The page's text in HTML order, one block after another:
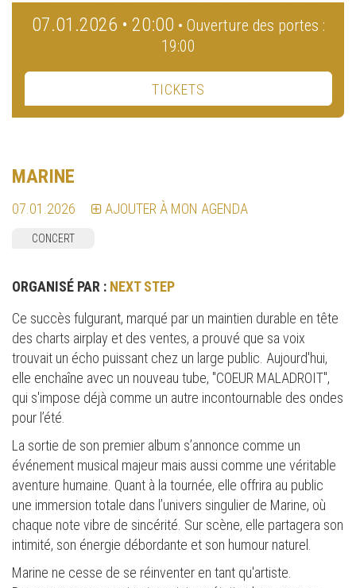
07.01.2026 • 20:00 • Ouverture des portes :
19:00
TICKETS
MARINE
07.01.2026 AJOUTER À MON AGENDA
CONCERT
ORGANISÉ PAR : NEXT STEP
Ce succès fulgurant, marqué par un maintien durable en tête
des charts airplay et des ventes, a prouvé que sa voix
trouvait un écho puissant chez un large public. Aujourd'hui,
elle enchaîne avec un nouveau tube, "COEUR MALADROIT",
qui s'impose déjà comme un autre incontournable des ondes
pour l’été.
La sortie de son premier album s’annonce comme un
événement musical majeur mais aussi comme une véritable
aventure humaine. Quant à la tournée, elle offrira au public
une immersion totale dans l’univers singulier de Marine, où
chaque note vibre de sincérité. Sur scène, elle partagera son
intimité, son énergie débordante et son humour naturel.
Marine ne cesse de se réinventer en tant qu'artiste.